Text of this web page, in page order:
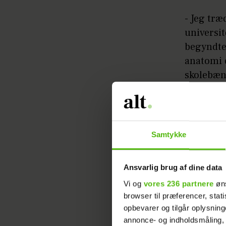
Samtykke
Ansvarlig brug af dine data
Vi og vores 236 partnere
browser til præferencer,
opbevarer og tilgår
annonce- og
- Jeg
anatomi
- Hvert
eventyr